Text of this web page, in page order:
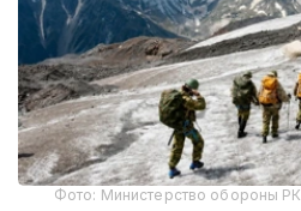
Фото: Министерство обороны РК